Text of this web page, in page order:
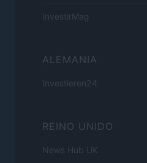
InvestirMag
ALEMANIA
Investieren24
REINO UNIDO
News Hub UK